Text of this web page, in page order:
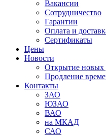
Вакансии
Сотрудничество
Гарантии
Оплата и
Сертификаты
Цены
Новости
Открытие новых
Продление
Контакты
ЗАО
ЮЗАО
ВАО
на МКАД
САО